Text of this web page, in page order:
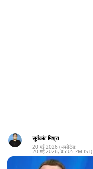
सूर्यकांत मिश्रा
20 मई 2026 (अपडेटेड:
20 मई 2026, 05:05 PM IST)